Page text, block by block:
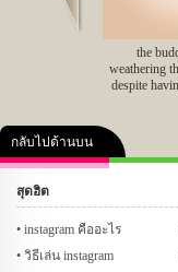
the
weathering
despite
กลับไปด้านบน
Glitter
สุดฮิต
instagram คืออะไร
วิธีเล่น instagram